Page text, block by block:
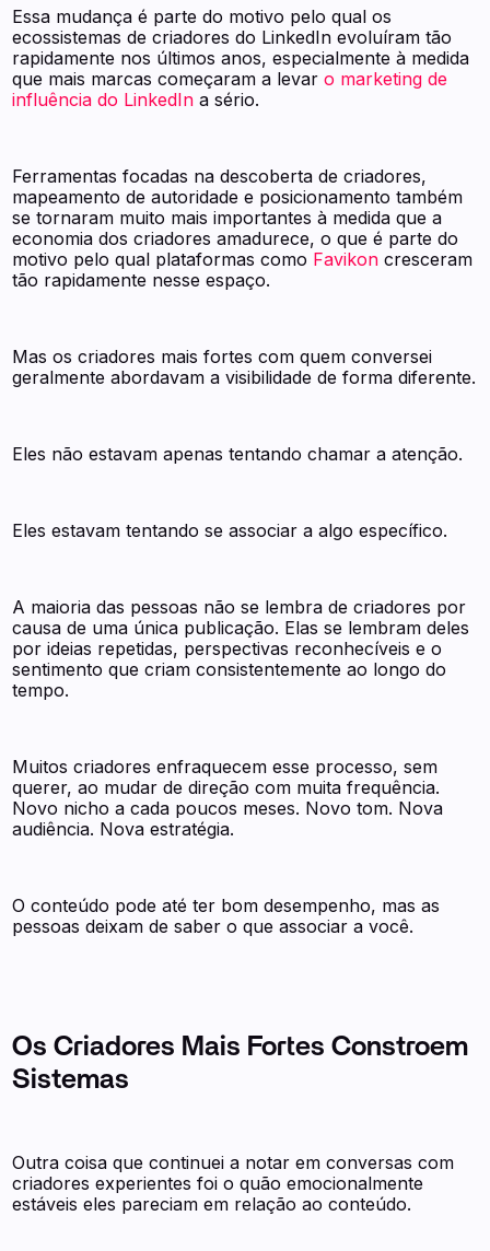
Essa mudança é parte do motivo pelo qual os
ecossistemas de criadores do LinkedIn evoluíram tão
rapidamente nos últimos anos, especialmente à medida
que mais marcas começaram a levar o marketing de
influência do LinkedIn a sério.
Ferramentas focadas na descoberta de criadores,
mapeamento de autoridade e posicionamento também
se tornaram muito mais importantes à medida que a
economia dos criadores amadurece, o que é parte do
motivo pelo qual plataformas como Favikon cresceram
tão rapidamente nesse espaço.
Mas os criadores mais fortes com quem conversei
geralmente abordavam a visibilidade de forma diferente.
Eles não estavam apenas tentando chamar a atenção.
Eles estavam tentando se associar a algo específico.
A maioria das pessoas não se lembra de criadores por
causa de uma única publicação. Elas se lembram deles
por ideias repetidas, perspectivas reconhecíveis e o
sentimento que criam consistentemente ao longo do
tempo.
Muitos criadores enfraquecem esse processo, sem
querer, ao mudar de direção com muita frequência.
Novo nicho a cada poucos meses. Novo tom. Nova
audiência. Nova estratégia.
O conteúdo pode até ter bom desempenho, mas as
pessoas deixam de saber o que associar a você.
Os Criadores Mais Fortes Constroem
Sistemas
Outra coisa que continuei a notar em conversas com
criadores experientes foi o quão emocionalmente
estáveis eles pareciam em relação ao conteúdo.